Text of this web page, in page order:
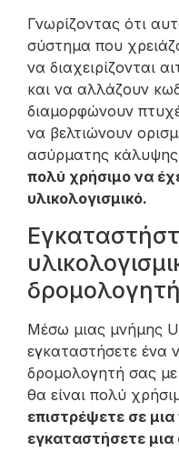
Γνωρίζοντας ότι
σύστημα που
να διαχειρίζονται
και να αλλάζουν
διαμορφώνουν
να βελτιώνουν
ασύρματης
πολύ χρήσιμο να
υλικολογισμικό.
Μέσω μιας μνήμης
εγκαταστήσετε ένα
δρομολογητή σας
θα είναι πολύ
επιστρέψετε σε
εγκαταστήσετε μια